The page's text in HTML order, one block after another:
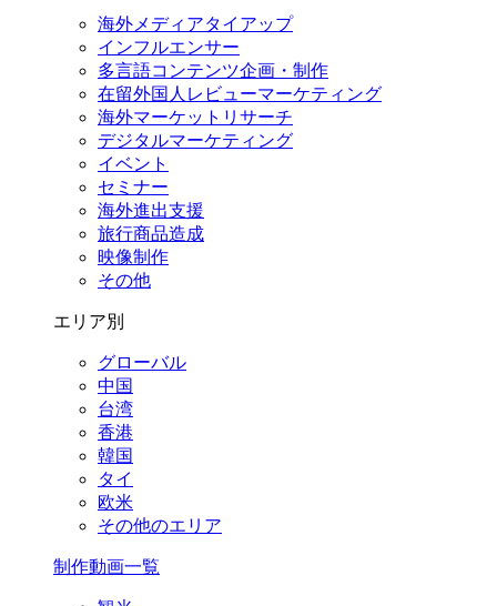
海外メディアタイアップ
インフルエンサー
多言語コンテンツ企画・制作
在留外国⼈レビューマーケティング
海外マーケットリサーチ
デジタルマーケティング
イベント
セミナー
海外進出支援
旅行商品造成
映像制作
その他
エリア別
グローバル
中国
台湾
香港
韓国
タイ
欧米
その他のエリア
制作動画一覧